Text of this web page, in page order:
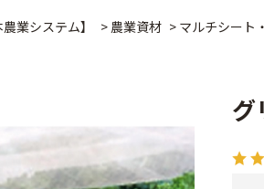
業システム】 > 農業資材 > マルチシート
グ